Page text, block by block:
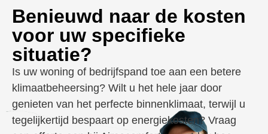
Benieuwd naar de kosten
voor uw specifieke
situatie?
Is uw woning of bedrijfspand toe aan een betere
klimaatbeheersing? Wilt u het hele jaar door
genieten van het perfecte binnenklimaat, terwijl u
tegelijkertijd bespaart op energiekosten? Vraag